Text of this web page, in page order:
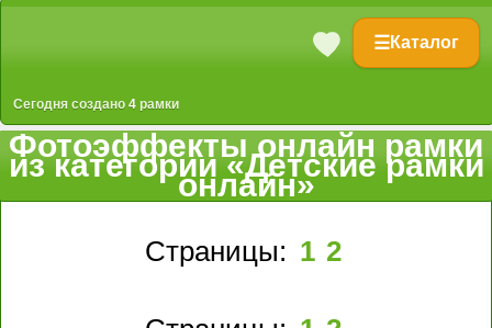
Сегодня создано 4 рамки
☰Каталог
Фотоэффекты онлайн рамки
из категории «Детские рамки
онлайн»
Страницы: 1 2